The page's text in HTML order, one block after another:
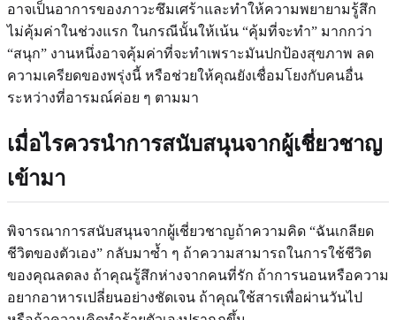
อาจเป็นอาการของภาวะซึมเศร้าและทำให้ความพยายามรู้สึก
ไม่คุ้มค่าในช่วงแรก ในกรณีนั้นให้เน้น “คุ้มที่จะทำ” มากกว่า
“สนุก” งานหนึ่งอาจคุ้มค่าที่จะทำเพราะมันปกป้องสุขภาพ ลด
ความเครียดของพรุ่งนี้ หรือช่วยให้คุณยังเชื่อมโยงกับคนอื่น
ระหว่างที่อารมณ์ค่อย ๆ ตามมา
เมื่อไรควรนำการสนับสนุนจากผู้เชี่ยวชาญ
เข้ามา
พิจารณาการสนับสนุนจากผู้เชี่ยวชาญถ้าความคิด “ฉันเกลียด
ชีวิตของตัวเอง” กลับมาซ้ำ ๆ ถ้าความสามารถในการใช้ชีวิต
ของคุณลดลง ถ้าคุณรู้สึกห่างจากคนที่รัก ถ้าการนอนหรือความ
อยากอาหารเปลี่ยนอย่างชัดเจน ถ้าคุณใช้สารเพื่อผ่านวันไป